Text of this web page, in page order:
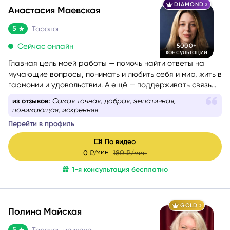
DIAMOND
5000+
консультаций
Анастасия Маевская
5 Таролог
Сейчас онлайн
Главная цель моей работы — помочь найти ответы на
мучающие вопросы, понимать и любить себя и мир, жить в
гармонии и удовольствии. А ещё — поддерживать связь
со своим Высшим Я, уметь проживать разные состояния
из любви. Все знания я проверяю и пропускаю через
из отзывов: Самая точная, добрая, эмпатичная,
понимающая, искренняя
Перейти в профиль
По видео
0 ₽/мин180 ₽/мин
1-я консультация бесплатно
GOLD
Полина Майская